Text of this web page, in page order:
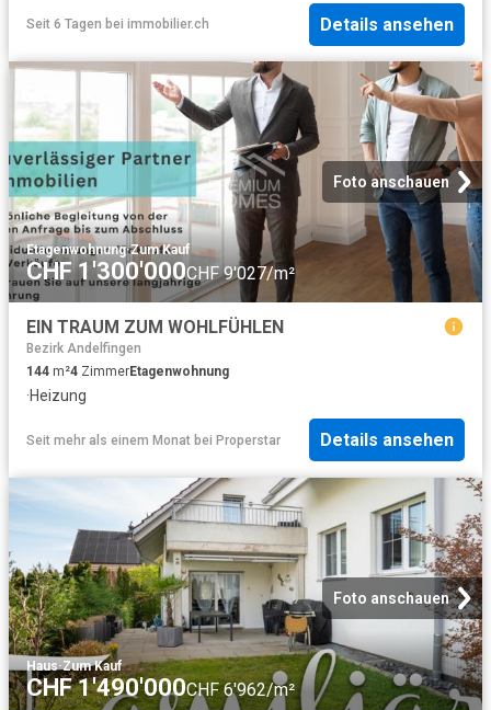
Seit 6 Tagen bei immobilier.ch Details ansehen
Foto anschauen
Etagenwohnung·Zum Kauf
CHF 1'300'000CHF 9'027/m²
EIN TRAUM ZUM WOHLFÜHLEN
Bezirk Andelfingen
144 m²4 ZimmerEtagenwohnung
·Heizung
Seit mehr als einem Monat bei Properstar Details ansehen
Foto anschauen
Haus·Zum Kauf
CHF 1'490'000CHF 6'962/m²